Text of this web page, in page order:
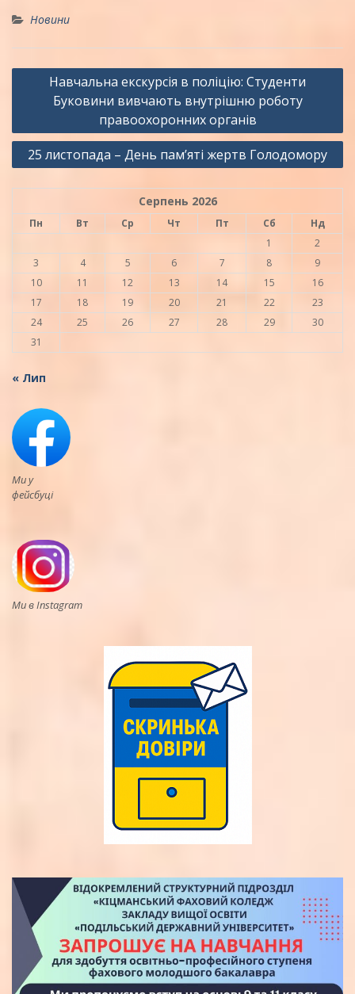
Новини
Навігація
записів
Навчальна екскурсія в поліцію: Студенти
Буковини вивчають внутрішню роботу
правоохоронних органів
25 листопада – День пам’яті жертв Голодомору
Серпень 2026
Пн Вт Ср Чт Пт Сб
Нд
1
2
3
4 5 6 7 8
9
10
11 12 13 14 15
16
17
18 19 20 21 22
23
24
25 26 27 28 29
30
31
« Лип
Ми у
фейсбуці
Ми в Instagram